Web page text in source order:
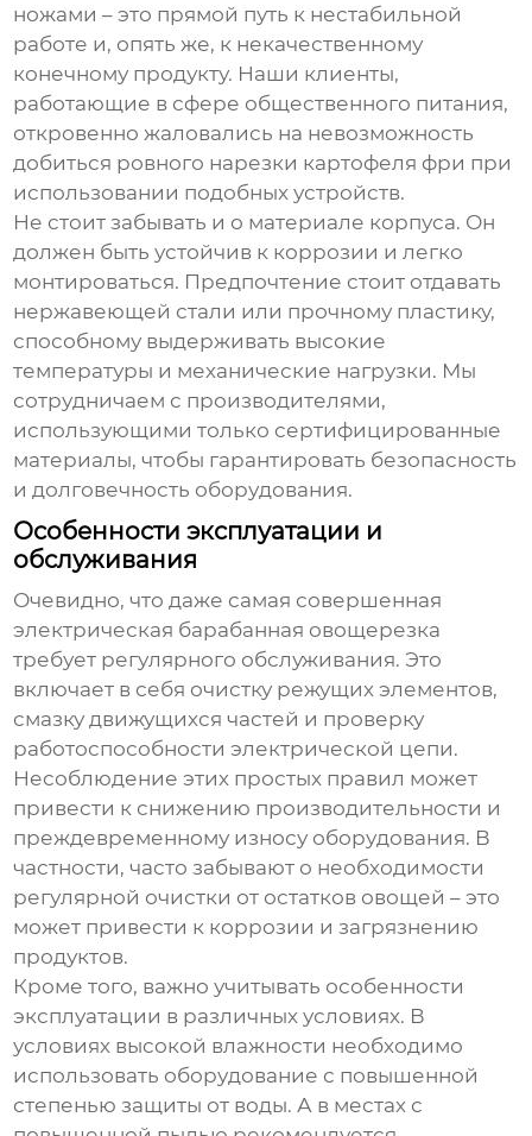
ножами – это прямой путь к нестабильной
работе и, опять же, к некачественному
конечному продукту. Наши клиенты,
работающие в сфере общественного питания,
откровенно жаловались на невозможность
добиться ровного нарезки картофеля фри при
использовании подобных устройств.
Не стоит забывать и о материале корпуса. Он
должен быть устойчив к коррозии и легко
монтироваться. Предпочтение стоит отдавать
нержавеющей стали или прочному пластику,
способному выдерживать высокие
температуры и механические нагрузки. Мы
сотрудничаем с производителями,
использующими только сертифицированные
материалы, чтобы гарантировать безопасность
и долговечность оборудования.
Особенности эксплуатации и
обслуживания
Очевидно, что даже самая совершенная
электрическая барабанная овощерезка
требует регулярного обслуживания. Это
включает в себя очистку режущих элементов,
смазку движущихся частей и проверку
работоспособности электрической цепи.
Несоблюдение этих простых правил может
привести к снижению производительности и
преждевременному износу оборудования. В
частности, часто забывают о необходимости
регулярной очистки от остатков овощей – это
может привести к коррозии и загрязнению
продуктов.
Кроме того, важно учитывать особенности
эксплуатации в различных условиях. В
условиях высокой влажности необходимо
использовать оборудование с повышенной
степенью защиты от воды. А в местах с